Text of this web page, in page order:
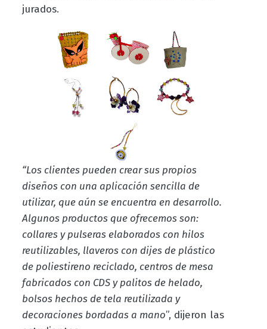
jurados.
“Los clientes pueden crear sus propios
diseños con una aplicación sencilla de
utilizar, que aún se encuentra en desarrollo.
Algunos productos que ofrecemos son:
collares y pulseras elaborados con hilos
reutilizables, llaveros con dijes de plástico
de poliestireno reciclado, centros de mesa
fabricados con CDS y palitos de helado,
bolsos hechos de tela reutilizada y
decoraciones bordadas a mano”, dijeron las